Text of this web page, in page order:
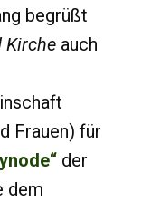
begrüßt
Kirche auch
Frauen) für
der
dem